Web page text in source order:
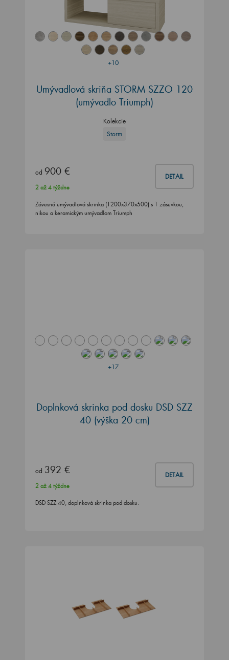
+10
Umývadlová skriňa STORM SZZO 120
(umývadlo Triumph)
Kolekcie
Storm
od 900 € DETAIL
2 až 4 týždne
Závesná umývadlová skrinka (1200x370x500) s 1 zásuvkou,
nikou a keramickým umývadlom Triumph
+17
Doplnková skrinka pod dosku DSD SZZ
40 (výška 20 cm)
od 392 € DETAIL
2 až 4 týždne
DSD SZZ 40, doplnková skrinka pod dosku.